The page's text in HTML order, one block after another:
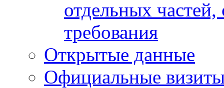
отдельных
требования
Открытые данные
Официальные